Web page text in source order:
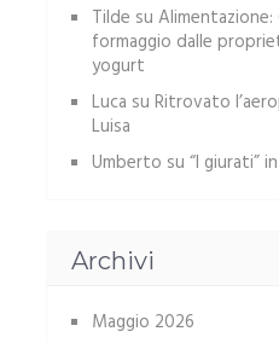
Tilde su
formaggio dalle
yogurt
Luca su Ritrovato
Luisa
Umberto su “I giurati”
Archivi
Maggio 2026